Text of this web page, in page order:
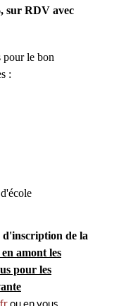
sur RDV avec
pour le bon
:
de la
amont les
pour les
ou en vous